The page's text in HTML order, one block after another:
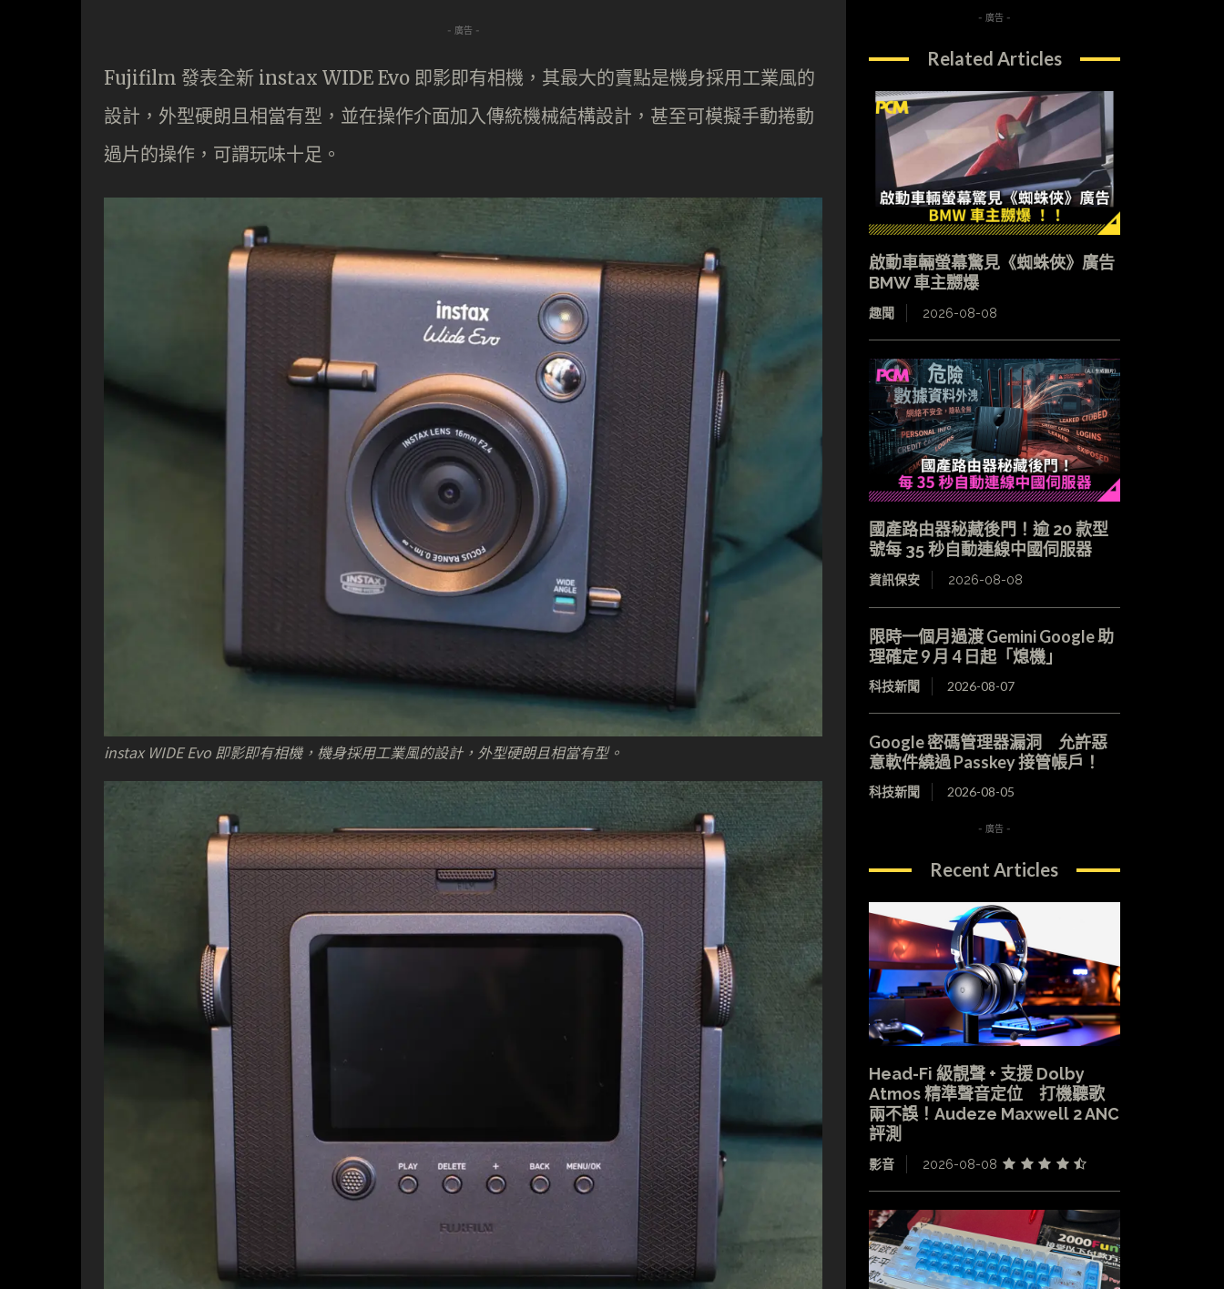
- 廣告 -
Fujifilm 發表全新 instax WIDE Evo 即影即有相機，其最大的賣點是機身採用工業風的
設計，外型硬朗且相當有型，並在操作介面加入傳統機械結構設計，甚至可模擬手動捲動
過片的操作，可謂玩味十足。
instax WIDE Evo 即影即有相機，機身採用工業風的設計，外型硬朗且相當有型。
- 廣告 -
Related Articles
啟動車輛螢幕驚見《蜘蛛俠》廣告
BMW 車主嬲爆
趣聞 2026-08-08
國產路由器秘藏後門！逾 20 款型
號每 35 秒自動連線中國伺服器
資訊保安 2026-08-08
限時一個月過渡 Gemini Google 助
理確定 9 月 4 日起「熄機」
科技新聞 2026-08-07
Google 密碼管理器漏洞 允許惡
意軟件繞過 Passkey 接管帳戶！
科技新聞 2026-08-05
- 廣告 -
Recent Articles
Head-Fi 級靚聲 + 支援 Dolby
Atmos 精準聲音定位 打機聽歌
兩不誤！Audeze Maxwell 2 ANC
評測
影音 2026-08-08